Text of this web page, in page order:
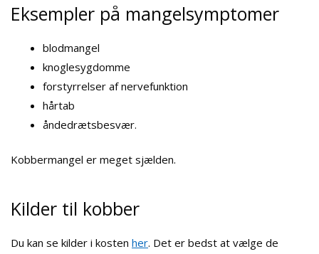
Eksempler på mangelsymptomer
blodmangel
knoglesygdomme
forstyrrelser af nervefunktion
hårtab
åndedrætsbesvær.
Kobbermangel er meget sjælden.
Kilder til kobber
Du kan se kilder i kosten her. Det er bedst at vælge de